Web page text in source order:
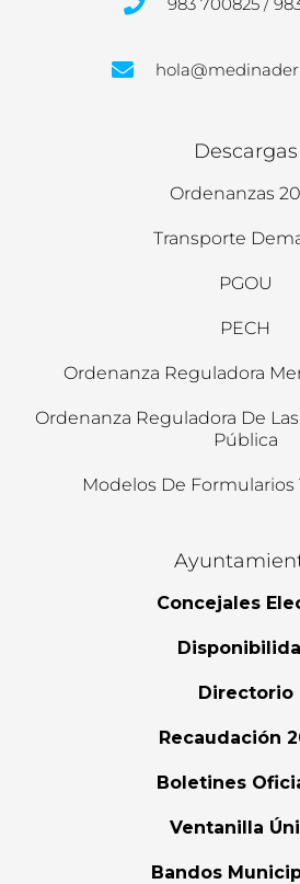
Descargas
Ordenanzas
Transporte
PGOU
PECH
Ordenanza Reguladora
Ordenanza Reguladora De Las
Pública
Modelos De Formularios
Concejales
Directorio
Recaudación
Boletines
Ventanilla
Bandos